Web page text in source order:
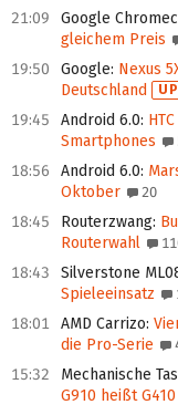
21:09 Google
gleichem Preis
19:50 Google: Nexus
Deutschland
19:45 Android 6.0:
Smartphones
18:56 Android 6.0:
Oktober
20
18:45 Routerzwang:
Routerwahl
18:43 Silverstone
Spieleeinsatz
18:01 AMD Carrizo:
die Pro-Serie
15:32 Mechanische
G910 heißt G410